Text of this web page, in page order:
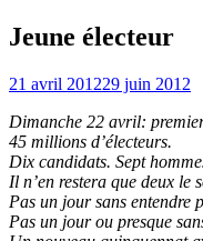
Jeune électeur
21 avril 201229 juin 2012
Dimanche 22 avril:
45 millions d’électeurs.
Dix candidats. Sept
Il n’en restera que deux le
Pas un jour sans entendre
Pas un jour ou presque